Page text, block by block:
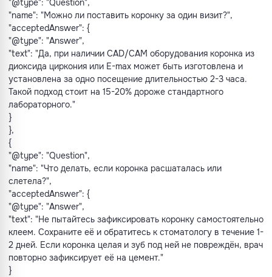
"@type": "Question",
"name": "Можно ли поставить коронку за один визит?",
"acceptedAnswer": {
"@type": "Answer",
"text": "Да, при наличии CAD/CAM оборудования коронка из
диоксида циркония или E-max может быть изготовлена и
установлена за одно посещение длительностью 2-3 часа.
Такой подход стоит на 15-20% дороже стандартного
лабораторного."
}
},
{
"@type": "Question",
"name": "Что делать, если коронка расшаталась или
слетела?",
"acceptedAnswer": {
"@type": "Answer",
"text": "Не пытайтесь зафиксировать коронку самостоятельно
клеем. Сохраните её и обратитесь к стоматологу в течение 1-
2 дней. Если коронка целая и зуб под ней не повреждён, врач
повторно зафиксирует её на цемент."
}